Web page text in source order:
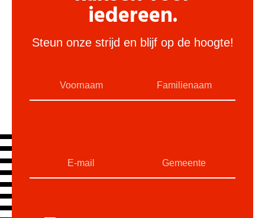
iedereen.
Steun onze strijd en blijf op de hoogte!